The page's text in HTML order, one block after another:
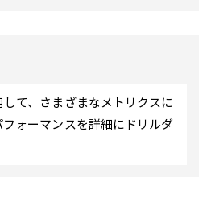
て、さまざまなメトリクスに
ォーマンスを詳細にドリルダ